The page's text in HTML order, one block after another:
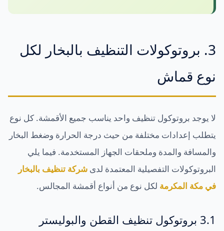
3. بروتوكولات التنظيف بالبخار لكل
نوع قماش
لا يوجد بروتوكول تنظيف واحد يناسب جميع الأقمشة. كل نوع
يتطلب إعدادات مختلفة من حيث درجة الحرارة وضغط البخار
والمسافة والمدة وملحقات الجهاز المستخدمة. فيما يلي
البروتوكولات التفصيلية المعتمدة لدى شركة تنظيف بالبخار
في مكة المكرمة لكل نوع من أنواع أقمشة المجالس.
3.1 بروتوكول تنظيف القطن والبوليستر